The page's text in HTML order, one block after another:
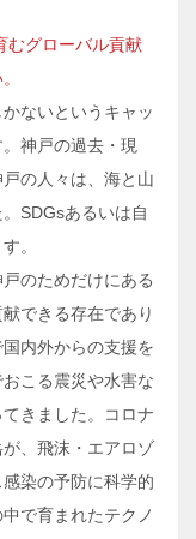
むグローバル貢献
ないというキャッ
神戸の過去・現
の人々は、海と山
SDGsあるいは自
。
のためだけにある
できる存在であり
内外からの支援を
こる震災や水害な
きました。コロナ
、飛沫・エアロゾ
染の予防に科学的
で育まれたテクノ